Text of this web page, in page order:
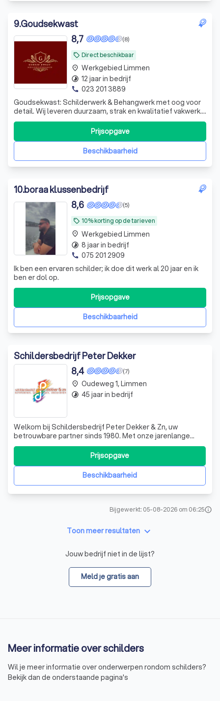
9.Goudsekwast
local_offer Direct beschikbaar
(8)
8,7
Goudsekwast: Schilderwerk & Behangwerk met oog voor
detail. Wij leveren duurzaam, strak en kwalitatief vakwerk.
Duidelijke afspraken, eerlijke prijs. Uw wanden in topstaat!
Vraag nu een offerte aan.
Beschikbaarheid
Prijsopgave
place Werkgebied Limmen
timelapse 12 jaar in bedrijf
phone 023 201 3889
10.boraa klussenbedrijf
local_offer 10% korting op de tarieven
(5)
8,6
Ik ben een ervaren schilder; ik doe dit werk al 20 jaar en ik
ben er dol op.
Beschikbaarheid
Prijsopgave
place Werkgebied Limmen
timelapse 8 jaar in bedrijf
phone 075 201 2909
Schildersbedrijf Peter Dekker
(7)
8,4
Welkom bij Schildersbedrijf Peter Dekker & Zn, uw
betrouwbare partner sinds 1980. Met onze jarenlange
ervaring en toewijding, hebben we ons ontwikkeld tot een
gerespecteerd bedrijf dat zowel de particuliere als
zakelijke markt bedient. Wij onderscheiden ons door onze
hoogwaardige afwerking en deskun
Beschikbaarheid
Prijsopgave
place Oudeweg 1, Limmen
timelapse 45 jaar in bedrijf
Bijgewerkt: 05-08-2026 om 06:25info
Toon meer resultaten keyboard_arrow_down
Jouw bedrijf niet in de lijst?
Meld je gratis aan
Meer informatie over schilders
Wil je meer informatie over onderwerpen rondom schilders?
Bekijk dan de onderstaande pagina's